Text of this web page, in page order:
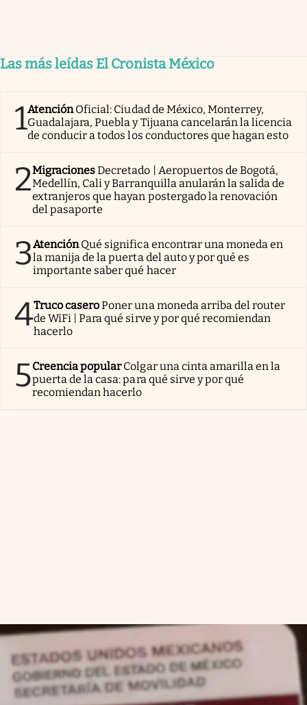
Las más leídas El Cronista México
1AtenciónOficial: Ciudad de México, Monterrey,
Guadalajara, Puebla y Tijuana cancelarán la licencia
de conducir a todos los conductores que hagan esto
2MigracionesDecretado | Aeropuertos de Bogotá,
Medellín, Cali y Barranquilla anularán la salida de
extranjeros que hayan postergado la renovación
del pasaporte
3AtenciónQué significa encontrar una moneda en
la manija de la puerta del auto y por qué es
importante saber qué hacer
4Truco caseroPoner una moneda arriba del router
de WiFi | Para qué sirve y por qué recomiendan
hacerlo
5Creencia popularColgar una cinta amarilla en la
puerta de la casa: para qué sirve y por qué
recomiendan hacerlo